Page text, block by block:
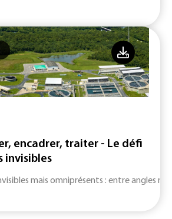
encadrer, traiter - Le défi
invisibles
mais omniprésents : entre angles